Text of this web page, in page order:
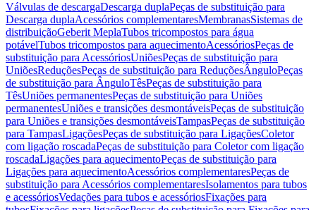
Válvulas de descargaDescarga duplaPeças de substituição para
Descarga duplaAcessórios complementaresMembranasSistemas de
distribuiçãoGeberit MeplaTubos tricompostos para água
potávelTubos tricompostos para aquecimentoAcessóriosPeças de
substituição para AcessóriosUniõesPeças de substituição para
UniõesReduçõesPeças de substituição para ReduçõesÂnguloPeças
de substituição para ÂnguloTêsPeças de substituição para
TêsUniões permanentesPeças de substituição para Uniões
permanentesUniões e transições desmontáveisPeças de substituição
para Uniões e transições desmontáveisTampasPeças de substituição
para TampasLigaçõesPeças de substituição para LigaçõesColetor
com ligação roscadaPeças de substituição para Coletor com ligação
roscadaLigações para aquecimentoPeças de substituição para
Ligações para aquecimentoAcessórios complementaresPeças de
substituição para Acessórios complementaresIsolamentos para tubos
e acessóriosVedações para tubos e acessóriosFixações para